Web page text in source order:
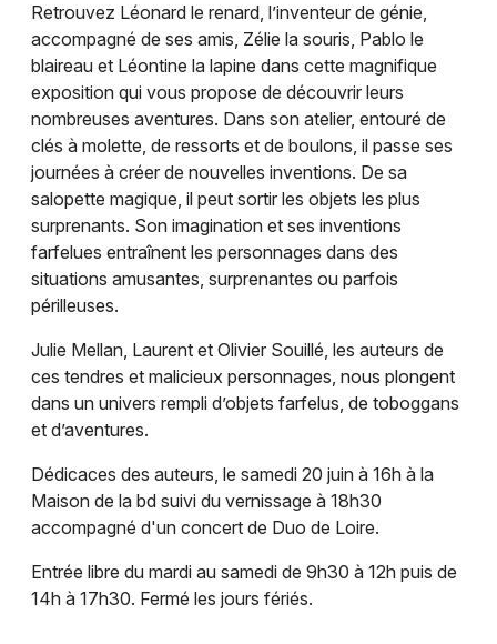
41 - Loir-et-Cher
Choisir mes départements
Mon email
Retrouvez Léonard le renard, l’inventeur de génie,
accompagné de ses amis, Zélie la souris, Pablo le
blaireau et Léontine la lapine dans cette magnifique
exposition qui vous propose de découvrir leurs
nombreuses aventures. Dans son atelier, entouré de
clés à molette, de ressorts et de boulons, il passe ses
journées à créer de nouvelles inventions. De sa
salopette magique, il peut sortir les objets les plus
surprenants. Son imagination et ses inventions
farfelues entraînent les personnages dans des
situations amusantes, surprenantes ou parfois
périlleuses.
Julie Mellan, Laurent et Olivier Souillé, les auteurs de
ces tendres et malicieux personnages, nous plongent
dans un univers rempli d’objets farfelus, de toboggans
et d’aventures.
Dédicaces des auteurs, le samedi 20 juin à 16h à la
Maison de la bd suivi du vernissage à 18h30
accompagné d'un concert de Duo de Loire.
Entrée libre du mardi au samedi de 9h30 à 12h puis de
14h à 17h30. Fermé les jours fériés.